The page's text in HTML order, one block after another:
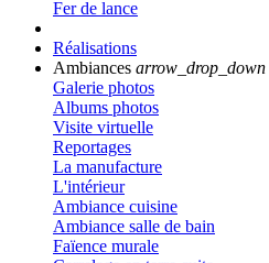
Fer de lance
Réalisations
Ambiances arrow_drop_down
Galerie photos
Albums photos
Visite virtuelle
Reportages
La manufacture
L'intérieur
Ambiance cuisine
Ambiance salle de bain
Faïence murale